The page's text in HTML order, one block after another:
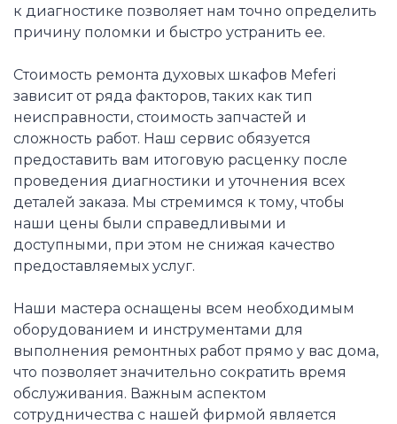
к диагностике позволяет нам точно определить
причину поломки и быстро устранить ее.
Стоимость ремонта духовых шкафов Meferi
зависит от ряда факторов, таких как тип
неисправности, стоимость запчастей и
сложность работ. Наш сервис обязуется
предоставить вам итоговую расценку после
проведения диагностики и уточнения всех
деталей заказа. Мы стремимся к тому, чтобы
наши цены были справедливыми и
доступными, при этом не снижая качество
предоставляемых услуг.
Наши мастера оснащены всем необходимым
оборудованием и инструментами для
выполнения ремонтных работ прямо у вас дома,
что позволяет значительно сократить время
обслуживания. Важным аспектом
сотрудничества с нашей фирмой является